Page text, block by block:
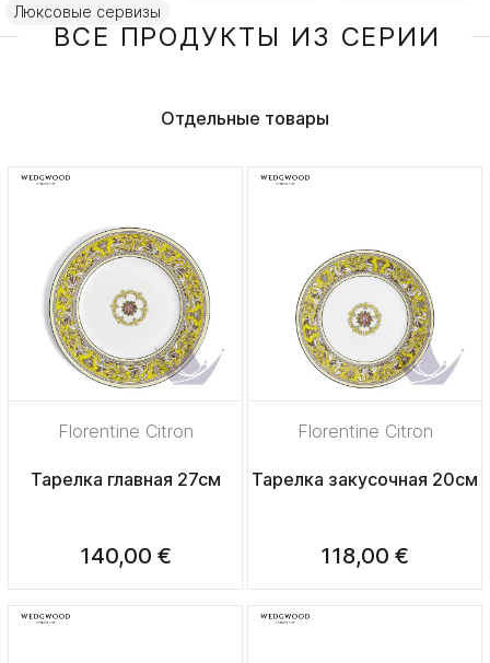
Люксовые сервизы
ВСЕ ПРОДУКТЫ ИЗ СЕРИИ
Отдельные товары
Florentine Citron
Тарелка главная 27см
140,00 €
Florentine Citron
Тарелка закусочная 20см
118,00 €